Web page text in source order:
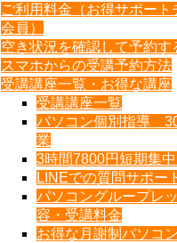
ご利用料金（お得サポー
会員）
空き状況を確認して予約す
スマホからの受講予約方法
受講講座一覧・お得な講座
受講講座一覧
パソコン個別指導
業
3時間7800円短期集
LINEでの質問サポー
パソコングループレ
容・受講料金
お得な月謝制パソコ